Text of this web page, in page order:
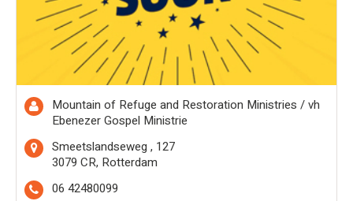
Mountain of Refuge and Restoration Ministries / vh
Ebenezer Gospel Ministrie
Smeetslandseweg , 127
3079 CR, Rotterdam
06 42480099